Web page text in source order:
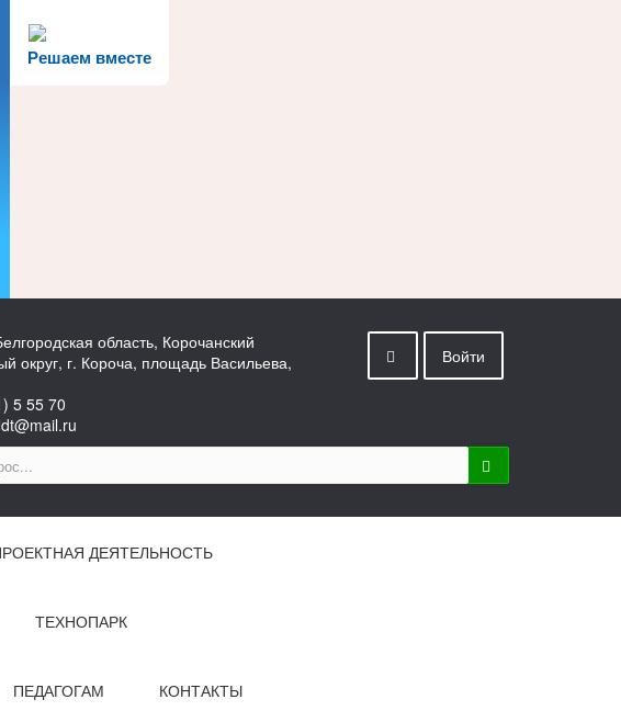
Решаем вместе
область, Корочанский
округ, г. Короча, площадь Васильева,
5 55 70
Войти
ДЕЯТЕЛЬНОСТЬ
ТЕХНОПАРК
ПЕДАГОГАМ КОНТАКТЫ